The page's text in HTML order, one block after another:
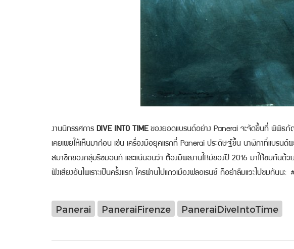
งานนิทรรศการ DIVE INTO TIMEของยอดแบรนด์อย่าง Panerai จะจัดขึ้นที่ พิพิธภัณ
เคยเผยให้เห็นมาก่อน เช่น เครื่องมือยุคแรกที่ Panerai ประดิษฐ์ขึ้น นาฬิกาที่แบรนด์
สมาชิกของกลุ่มริชมอนท์ และแน่นอนว่า ต้องมีผลงานใหม่ของปี 2016 มาให้ชมกันด้วย
ฟังเสียงอันไพเราะเป็นครั้งแรก ใครผ่านไปแถวเมืองฟลอเรนซ์ ก็อย่าลืมแวะไปชมกันนะ
Panerai PaneraiFirenze PaneraiDiveIntoTime